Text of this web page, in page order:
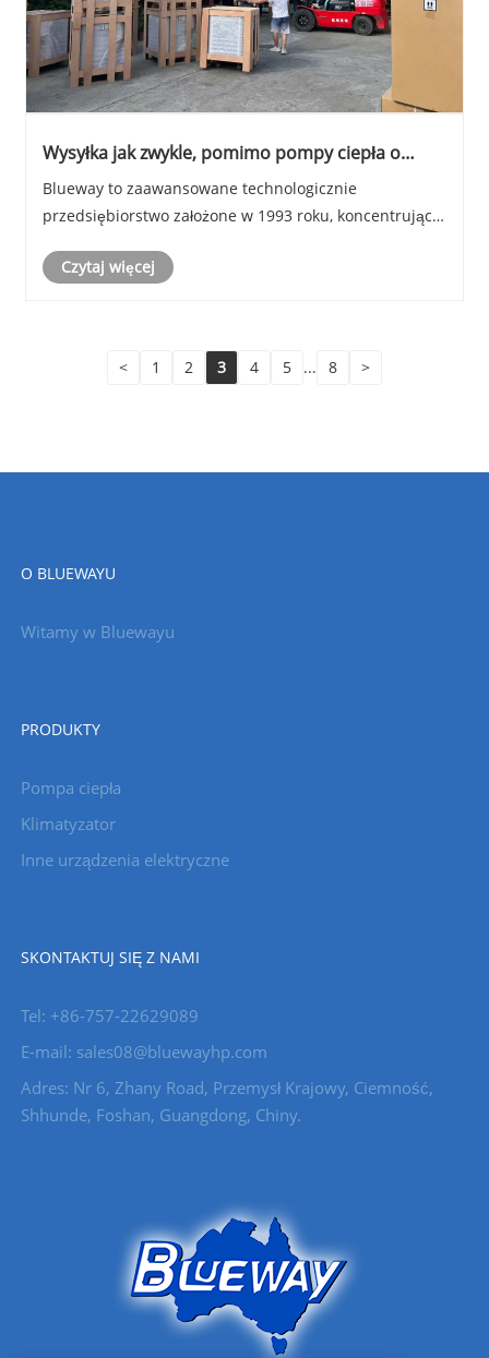
Wysyłka jak zwykle, pomimo pompy ciepła o
Blueway to zaawansowane technologicznie
przedsiębiorstwo założone w 1993 roku, koncentrujące
agregatów wody lodowej, produkujące i eksportujące
energooszczędne d......
Czytaj więcej
< 1 2 3 4 5 ... 8 >
O BLUEWAYU
Witamy w Bluewayu
PRODUKTY
Pompa ciepła
Klimatyzator
Inne urządzenia elektryczne
SKONTAKTUJ SIĘ Z NAMI
Tel: +86-757-22629089
E-mail: sales08@bluewayhp.com
Adres: Nr 6, Zhany Road, Przemysł Krajowy, Ciemność,
Shhunde, Foshan, Guangdong, Chiny.